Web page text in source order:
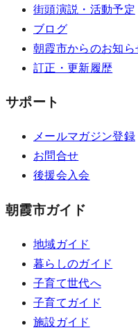
街頭演説・活動予定
ブログ
朝霞市からのお知ら
訂正・更新履歴
サポート
メールマガジン登録
お問合せ
後援会入会
朝霞市ガイド
地域ガイド
暮らしのガイド
子育て世代へ
子育てガイド
施設ガイド